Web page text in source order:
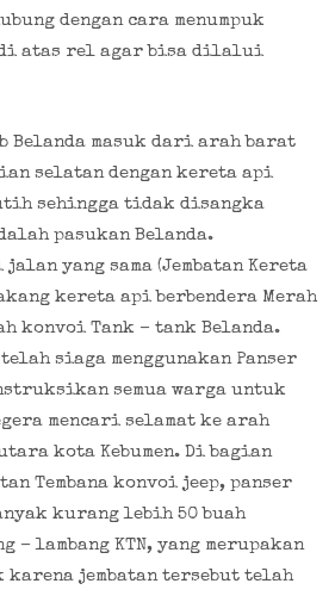
dengan cara menumpuk
atas rel agar bisa dilalui
Belanda masuk dari arah barat
selatan dengan kereta api
sehingga tidak disangka
pasukan Belanda.
yang sama (Jembatan Kereta
kereta api berbendera Merah
konvoi Tank – tank Belanda.
siaga menggunakan Panser
semua warga untuk
mencari selamat ke arah
kota Kebumen. Di bagian
Tembana konvoi jeep, panser
kurang lebih 50 buah
– lambang KTN, yang merupakan
karena jembatan tersebut telah